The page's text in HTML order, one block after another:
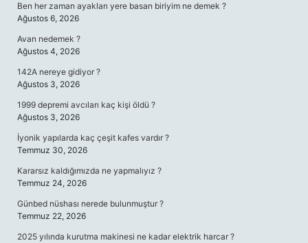
Ben her zaman ayakları yere basan biriyim ne demek ?
Ağustos 6, 2026
Avan nedemek ?
Ağustos 4, 2026
142A nereye gidiyor ?
Ağustos 3, 2026
1999 depremi avcıları kaç kişi öldü ?
Ağustos 3, 2026
İyonik yapılarda kaç çeşit kafes vardır ?
Temmuz 30, 2026
Kararsız kaldığımızda ne yapmalıyız ?
Temmuz 24, 2026
Günbed nüshası nerede bulunmuştur ?
Temmuz 22, 2026
2025 yılında kurutma makinesi ne kadar elektrik harcar ?